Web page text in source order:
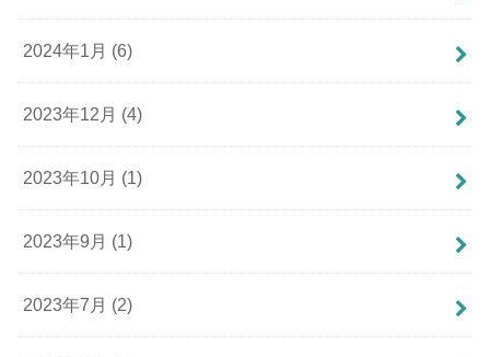
2024年1月 (6)
2023年12月 (4)
2023年10月 (1)
2023年9月 (1)
2023年7月 (2)